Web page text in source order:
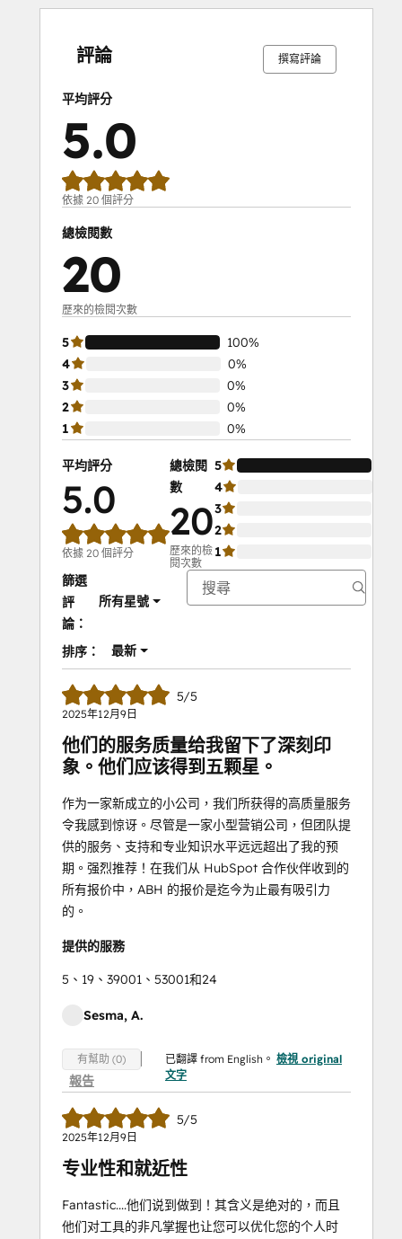
評論 撰寫評論
平均評分
5.0
依據 20 個評分
總檢閱數
20
歷來的檢閱次數
5
100%
4
成
0%
3
成
0%
2
成
0%
1
成
0%
平均評分
5.0
依據 20 個評分
總檢閱
數
20
歷來的檢
閱次數
5
成
4
3
2
1
篩選
評
論：
所有星號
排序： 最新
5/5
2025年12月9日
他们的服务质量给我留下了深刻印
象。他们应该得到五颗星。
作为一家新成立的小公司，我们所获得的高质量服务
令我感到惊讶。尽管是一家小型营销公司，但团队提
供的服务、支持和专业知识水平远远超出了我的预
期。强烈推荐！在我们从 HubSpot 合作伙伴收到的
所有报价中，ABH 的报价是迄今为止最有吸引力
的。
提供的服務
5、19、39001、53001和24
Sesma, A.
有幫助 (0)
報告
已翻譯 from English。 檢視 original
文字
5/5
2025年12月9日
专业性和就近性
Fantastic....他们说到做到！其含义是绝对的，而且
他们对工具的非凡掌握也让您可以优化您的个人时